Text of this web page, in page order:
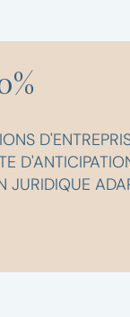
JURIDIQUE